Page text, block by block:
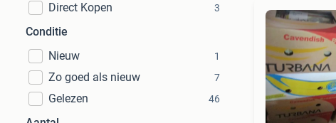
Direct Kopen
3
Conditie
Nieuw
1
Zo goed als nieuw 7
Gelezen 46